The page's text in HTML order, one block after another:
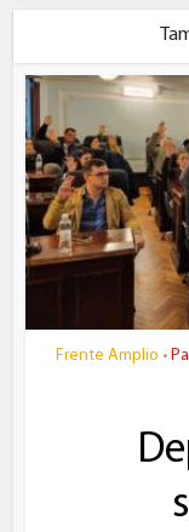
Frente Amplio •